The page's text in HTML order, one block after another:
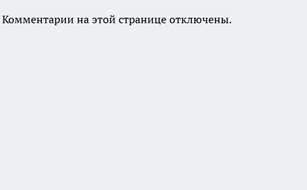
Комментарии на этой странице отключены.